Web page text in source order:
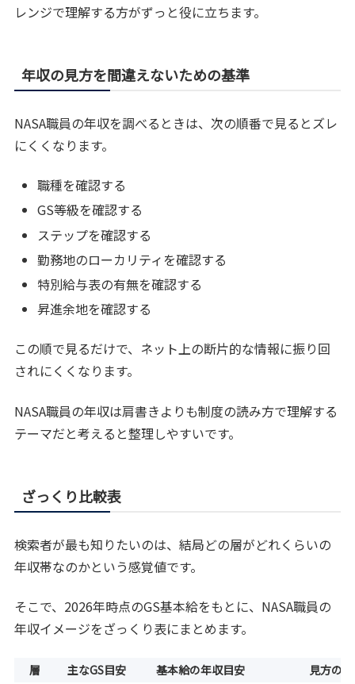
レンジで理解する方がずっと役に立ちます。
年収の見方を間違えないための基準
NASA職員の年収を調べるときは、次の順番で見るとズレ
にくくなります。
職種を確認する
GS等級を確認する
ステップを確認する
勤務地のローカリティを確認する
特別給与表の有無を確認する
昇進余地を確認する
この順で見るだけで、ネット上の断片的な情報に振り回
されにくくなります。
NASA職員の年収は肩書きよりも制度の読み方で理解する
テーマだと考えると整理しやすいです。
ざっくり比較表
検索者が最も知りたいのは、結局どの層がどれくらいの
年収帯なのかという感覚値です。
そこで、2026年時点のGS基本給をもとに、NASA職員の
年収イメージをざっくり表にまとめます。
層 主なGS目安 基本給の年収目安 見方の